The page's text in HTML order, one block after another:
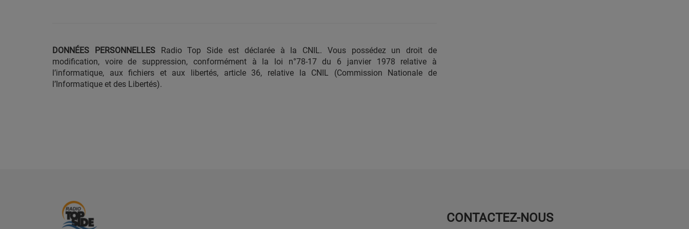
DONNÉES PERSONNELLESRadio Top Side est déclarée à la CNIL. Vous possédez un droit de
modification, voire de suppression, conformément à la loi n°78-17 du 6 janvier 1978 relative à
l’informatique, aux fichiers et aux libertés, article 36, relative la CNIL (Commission Nationale de
l’Informatique et des Libertés).
CONTACTEZ-NOUS